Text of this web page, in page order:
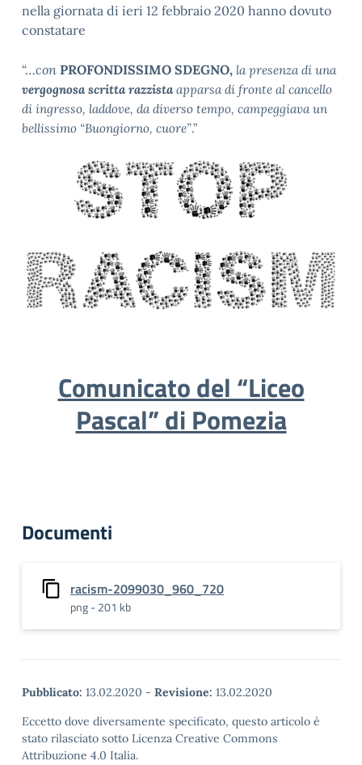
nella giornata di ieri 12 febbraio 2020 hanno dovuto
constatare
“…con PROFONDISSIMO SDEGNO, la presenza di una
vergognosa scritta razzista apparsa di fronte al cancello
di ingresso, laddove, da diverso tempo, campeggiava un
bellissimo “Buongiorno, cuore”.”
Comunicato del “Liceo
Pascal” di Pomezia
Documenti
racism-2099030_960_720
png - 201 kb
Pubblicato: 13.02.2020 - Revisione: 13.02.2020
Eccetto dove diversamente specificato, questo articolo è
stato rilasciato sotto Licenza Creative Commons
Attribuzione 4.0 Italia.